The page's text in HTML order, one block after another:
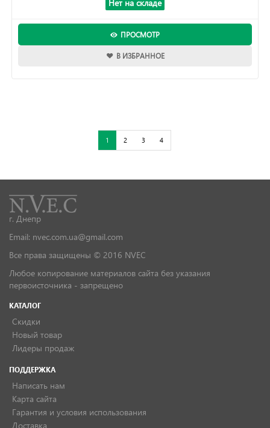
Нет на складе
ПРОСМОТР
В ИЗБРАННОЕ
1 2 3 4
г. Днепр
Email: nvec.com.ua@gmail.com
Все права защищены © 2016 NVEC
Любое копирование материалов сайта без указания
первоисточника - запрещено
КАТАЛОГ
Скидки
Новый товар
Лидеры продаж
ПОДДЕРЖКА
Написать нам
Карта сайта
Гарантия и условия использования
Доставка